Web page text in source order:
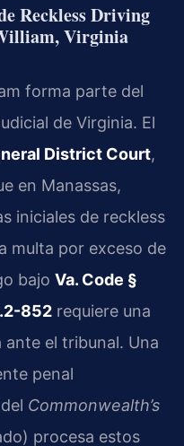
Reckless Driving
Virginia
forma parte del
de Virginia. El
District Court,
en Manassas,
iniciales de reckless
multa por exceso de
bajo Va. Code §
852 requiere una
el tribunal. Una
penal
Commonwealth’s
procesa estos